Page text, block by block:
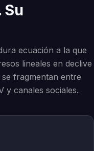
Su
ecuación a la que
lineales en declive
fragmentan entre
y canales sociales.